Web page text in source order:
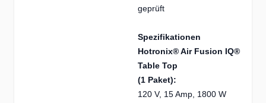
geprüft
Spezifikationen
Hotronix® Air Fusion IQ®
Table Top
(1 Paket):
120 V, 15 Amp, 1800 W